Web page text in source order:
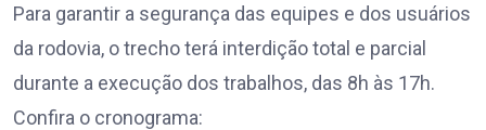
Para garantir a segurança das equipes e dos usuários
da rodovia, o trecho terá interdição total e parcial
durante a execução dos trabalhos, das 8h às 17h.
Confira o cronograma: